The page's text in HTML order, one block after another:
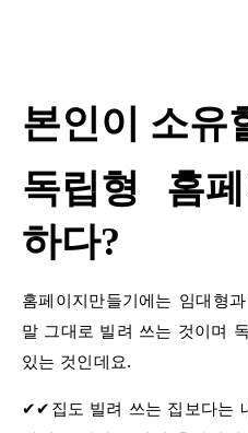
본인이 소유
독립형 홈
하다?
홈페이지만들기에는 임대형
말 그대로 빌려 쓰는 것이며
있는 것인데요.
✔✔집도 빌려 쓰는 집보다는